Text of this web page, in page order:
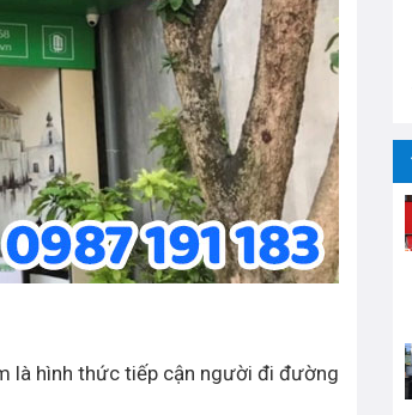
là hình thức tiếp cận người đi đường